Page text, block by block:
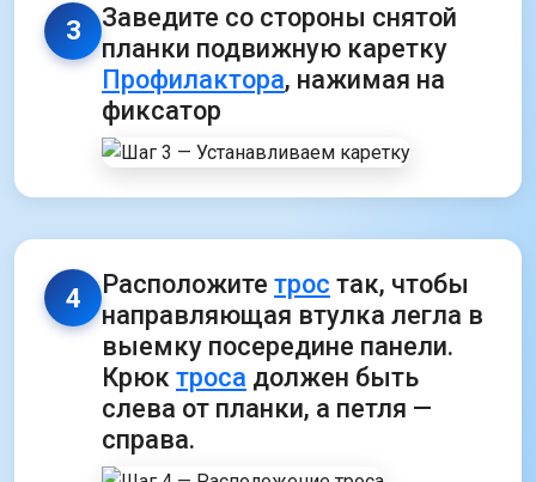
3
Заведите со стороны снятой
планки подвижную каретку
Профилактора, нажимая на
фиксатор
4 Расположите трос так, чтобы
направляющая втулка легла в
выемку посередине панели.
Крюк троса должен быть
слева от планки, а петля —
справа.